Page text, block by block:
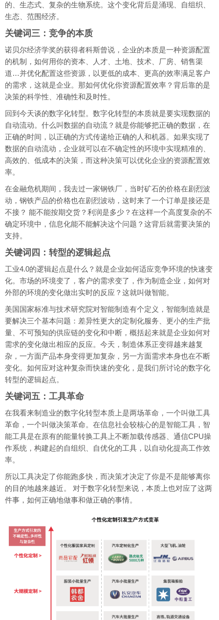
的、生态式、复杂的生物系统。这个变化背后是涌现、自组织、
生态、范围经济。
关键词三：竞争的本质
诺贝尔经济学奖的获得者科斯曾说，企业的本质是一种资源配置
的机制，如何用你的资本、人才、土地、技术、厂房、销售渠
道…并优化配置这些资源，以更低的成本、更高的效率满足客户
的需求，这就是企业。那如何优化你资源配置效率？背后靠的是
决策的科学性、准确性和及时性。
回到今天谈的数字化转型。数字化转型的本质就是要实现数据的
自动流动。什么叫数据的自动流？就是你能够把正确的数据，在
正确的时间，以正确的方式传递给正确的人和机器。如果实现了
数据的自动流动，企业就可以在不确定性的环境中实现精准的、
高效的、低成本的决策，而这种决策可以优化企业的资源配置效
率。
在金融危机期间，我去过一家钢铁厂，当时矿石的价格在剧烈波
动，钢铁产品的价格也在剧烈波动，这时来了一个订单是接还是
不接？ 能不能按期交货？利润是多少？在这样一个高度复杂的不
确定环境中，信息化能不能解决这个问题？这背后就需要决策的
支持。
关键词四：转型的逻辑起点
工业4.0的逻辑起点是什么？就是企业如何适应竞争环境的快速变
化。市场的环境变了，客户的需求变了，作为制造企业，如何对
外部的环境的变化做出实时的反应？这就叫做智能。
美国国家标准与技术研究院对智能制造有个定义，智能制造就是
要解决三个基本问题：差异性更大的定制化服务、更小的生产批
量、不可预知的供应链的变化和中断，概括起来就是企业如何对
需求的变化做出相应的反应。今天，制造体系正变得越来越复
杂，一方面产品本身变得更加复杂，另一方面需求本身也在不断
变化。如何应对这种复杂而快速的变化，是我们所讨论的数字化
转型的逻辑起点。
关键词五：工具革命
在我看来制造业的数字化转型本质上是两场革命，一个叫做工具
革命，一个叫做决策革命。在信息社会较核心的是智能工具，智
能工具是在原有的能量转换工具上不断加载传感器、通信CPU操
作系统，构建起的自组织、自优化的工具，以自动化提高工作效
率。
所以工具决定了你能跑多快，而决策才决定了你是不是能够离你
的目的地越来越近。 对于数字化转型来说，本质上也对应了这两
件事，如何正确地做事和做正确的事情。